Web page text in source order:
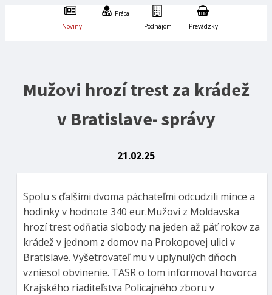
Noviny
Práca
Podnájom
Prevádzky
Mužovi hrozí trest za krádež
v Bratislave- správy
21.02.25
Spolu s ďalšími dvoma páchateľmi odcudzili mince a
hodinky v hodnote 340 eur.Mužovi z Moldavska
hrozí trest odňatia slobody na jeden až päť rokov za
krádež v jednom z domov na Prokopovej ulici v
Bratislave. Vyšetrovateľ mu v uplynulých dňoch
vzniesol obvinenie. TASR o tom informoval hovorca
Krajského riaditeľstva Policajného zboru v